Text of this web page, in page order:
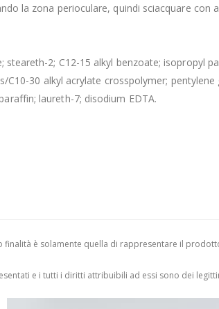
la zona perioculare, quindi sciacquare con
2; C12-15 alkyl benzoate; isopropyl
C10-30 alkyl acrylate crosspolymer;
laureth-7; disodium EDTA.
è solamente quella di rappresentare il
e i tutti i diritti attribuibili ad essi sono dei